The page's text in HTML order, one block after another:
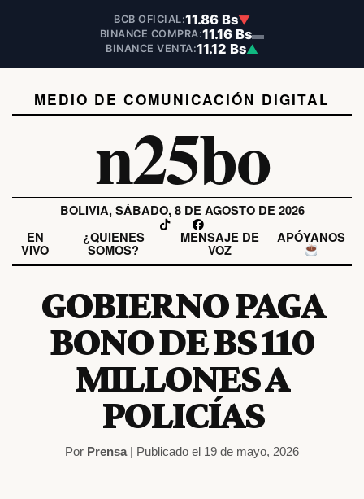
BCB OFICIAL:11.86 Bs▼
BINANCE COMPRA:11.16 Bs▬
BINANCE VENTA:11.12 Bs▲
MEDIO DE COMUNICACIÓN DIGITAL
n25bo
BOLIVIA, SÁBADO, 8 DE AGOSTO DE 2026
EN
VIVO
¿QUIENES
SOMOS?
MENSAJE DE
VOZ
APÓYANOS
GOBIERNO PAGA
BONO DE BS 110
MILLONES A
POLICÍAS
Por Prensa| Publicado el 19 de mayo, 2026